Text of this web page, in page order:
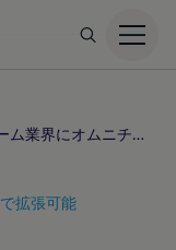
Nuvei、英国ゲーム業界にオムニチャネル機能を拡大
拡張可能